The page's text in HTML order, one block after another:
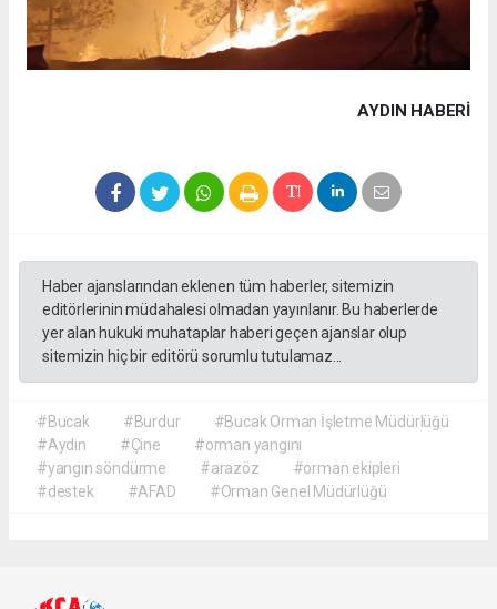
AYDIN HABERİ
Haber ajanslarından eklenen tüm haberler, sitemizin
editörlerinin müdahalesi olmadan yayınlanır. Bu haberlerde
yer alan hukuki muhataplar haberi geçen ajanslar olup
sitemizin hiç bir editörü sorumlu tutulamaz...
#Bucak #Burdur
#Bucak Orman İşletme Müdürlüğü
#Aydın
#Çine
#orman yangını
#yangın söndürme
#arazöz
#orman ekipleri
#destek
#AFAD #Orman Genel Müdürlüğü